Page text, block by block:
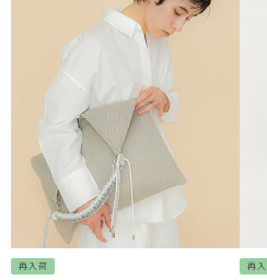
再入荷 再